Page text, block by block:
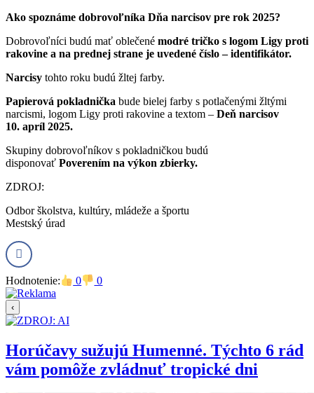
Ako spoznáme dobrovoľníka Dňa narcisov pre rok 2025?
Dobrovoľníci budú mať oblečené modré tričko s logom Ligy proti
rakovine a na prednej strane je uvedené číslo – identifikátor.
Narcisy tohto roku budú žltej farby.
Papierová pokladnička bude bielej farby s potlačenými žltými
narcismi, logom Ligy proti rakovine a textom – Deň narcisov
10. apríl 2025.
Skupiny dobrovoľníkov s pokladničkou budú
disponovať Poverením na výkon zbierky.
ZDROJ:
Odbor školstva, kultúry, mládeže a športu
Mestský úrad
Hodnotenie: 0 0
‹
Horúčavy sužujú Humenné. Týchto 6 rád
vám pomôže zvládnuť tropické dni